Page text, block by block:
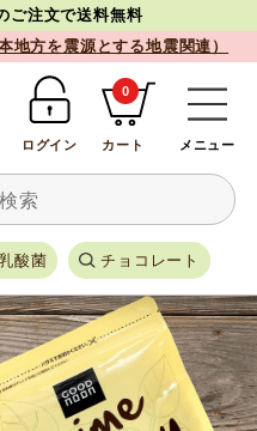
ご注文で送料無料
地方を震源とする地震関連）
酸菌 チョコレート
ログイン カート
0
メニュー